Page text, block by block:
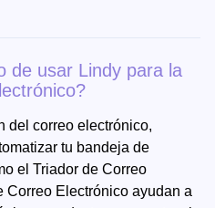
de usar Lindy para la
del correo electrónico,
tu bandeja de
el Triador de Correo
Correo Electrónico ayudan a